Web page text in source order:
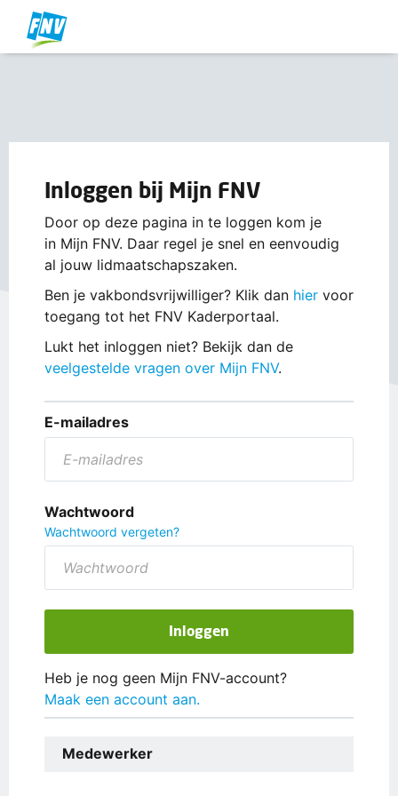
Inloggen bij Mijn FNV
Door op deze pagina in te loggen kom je
in Mijn FNV. Daar regel je snel en eenvoudig
al jouw lidmaatschapszaken.
Ben je vakbondsvrijwilliger? Klik dan hier voor
toegang tot het FNV Kaderportaal.
Lukt het inloggen niet? Bekijk dan de
veelgestelde vragen over Mijn FNV.
Medewerker
E-mailadres
Wachtwoord
Wachtwoord vergeten?
Inloggen
Heb je nog geen Mijn FNV-account?
Maak een account aan.